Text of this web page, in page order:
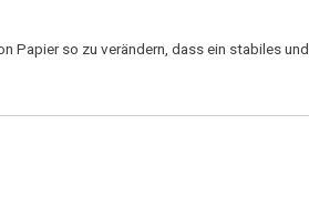
Papier so zu verändern, dass ein stabiles und